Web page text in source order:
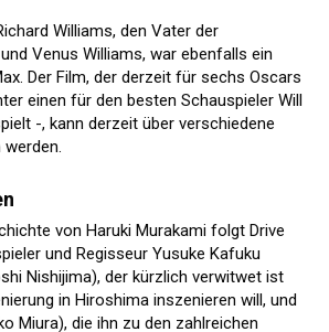
Williams, den Vater der
Venus Williams, war ebenfalls ein
Der Film, der derzeit für sechs Oscars
einen für den besten Schauspieler Will
-, kann derzeit über verschiedene
werden.
von Haruki Murakami folgt Drive
und Regisseur Yusuke Kafuku
Nishijima), der kürzlich verwitwet ist
in Hiroshima inszenieren will, und
Miura), die ihn zu den zahlreichen